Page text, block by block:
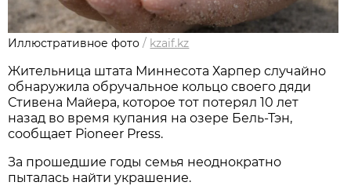
Иллюстративное фото / kzaif.kz
Жительница штата Миннесота Харпер случайно
обнаружила обручальное кольцо своего дяди
Стивена Майера, которое тот потерял 10 лет
назад во время купания на озере Бель-Тэн,
сообщает Pioneer Press.
За прошедшие годы семья неоднократно
пыталась найти украшение.